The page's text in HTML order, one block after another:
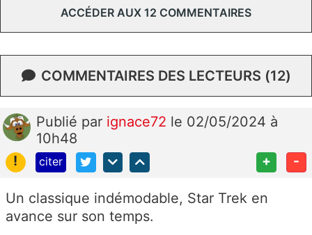
ACCÉDER AUX 12 COMMENTAIRES
COMMENTAIRES DES LECTEURS (12)
Publié par ignace72 le 02/05/2024 à
10h48
!
citer + -
Un classique indémodable, Star Trek en
avance sur son temps.